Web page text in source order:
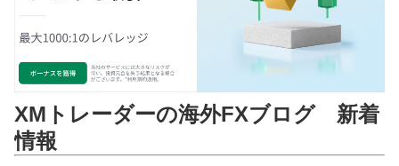
XMトレーダーの海外FXブログ 新着
情報